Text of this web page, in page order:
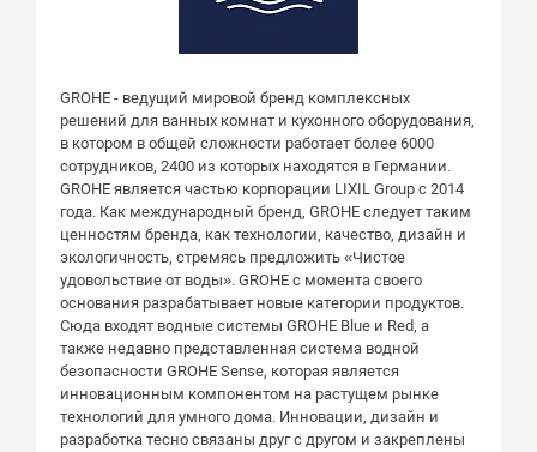
GROHE - ведущий мировой бренд комплексных
решений для ванных комнат и кухонного оборудования,
в котором в общей сложности работает более 6000
сотрудников, 2400 из которых находятся в Германии.
GROHE является частью корпорации LIXIL Group с 2014
года. Как международный бренд, GROHE следует таким
ценностям бренда, как технологии, качество, дизайн и
экологичность, стремясь предложить «Чистое
удовольствие от воды». GROHE с момента своего
основания разрабатывает новые категории продуктов.
Сюда входят водные системы GROHE Blue и Red, а
также недавно представленная система водной
безопасности GROHE Sense, которая является
инновационным компонентом на растущем рынке
технологий для умного дома. Инновации, дизайн и
разработка тесно связаны друг с другом и закреплены